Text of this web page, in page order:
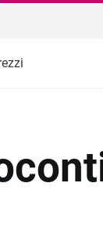
Acquista
Gestione asporto